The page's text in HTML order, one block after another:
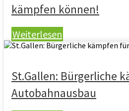
kämpfen können!
Weiterlesen
St.Gallen: Bürgerliche
Autobahnausbau